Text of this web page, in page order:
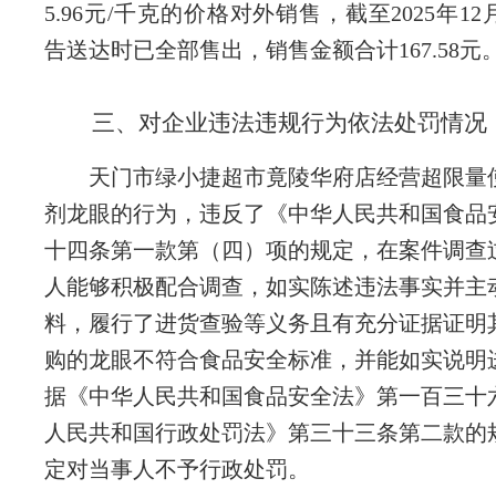
5.96元/千克的价格对外销售，截至2025年12
告送达时已全部售出，销售金额合计167.58元
三、对企业违法违规行为依法处罚情况
天门市绿小捷超市竟陵华府店经营超限量
剂龙眼的行为，违反了《中华人民共和国食品
十四条第一款第（四）项的规定，在案件调查
人能够积极配合调查，如实陈述违法事实并主
料，履行了进货查验等义务且有充分证据证明
购的龙眼不符合食品安全标准，并能如实说明
据《中华人民共和国食品安全法》第一百三十
人民共和国行政处罚法》第三十三条第二款的
定对当事人不予行政处罚。